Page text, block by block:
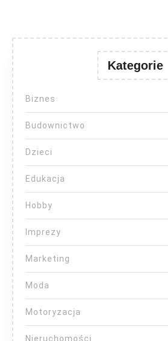
Kategorie
Biznes
Budownictwo
Dzieci
Edukacja
Hobby
Imprezy
Marketing
Moda
Motoryzacja
Nieruchomości